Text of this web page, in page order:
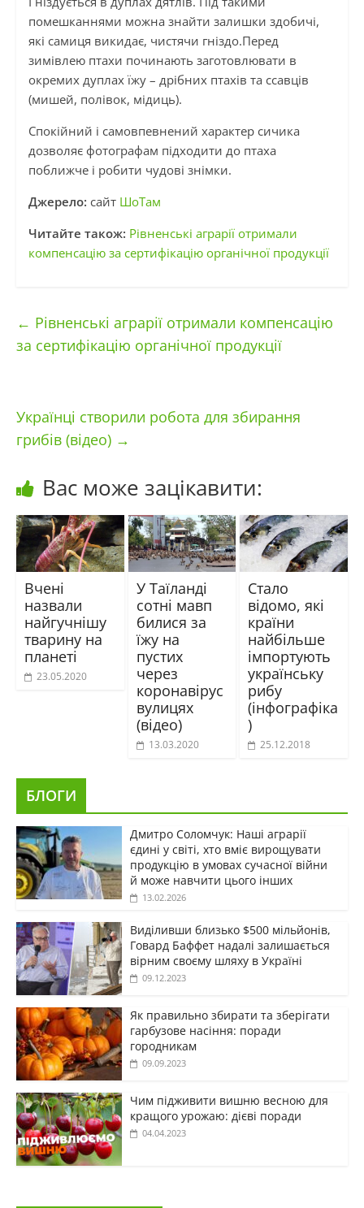
помешканнями можна знайти залишки здобичі,
які самиця викидає, чистячи гніздо.Перед
зимівлею птахи починають заготовлювати в
окремих дуплах їжу – дрібних птахів та ссавців
(мишей, полівок, мідиць).
Спокійний і самовпевнений характер сичика
дозволяє фотографам підходити до птаха
поближче і робити чудові знімки.
Джерело: сайт ШоТам
Читайте також: Рівненські аграрії отримали
компенсацію за сертифікацію органічної продукції
← Рівненські аграрії отримали компенсацію
за сертифікацію органічної продукції
Українці створили робота для збирання
грибів (відео) →
Вас може зацікавити:
Вчені
назвали
найгучнішу
тварину на
планеті
23.05.2020
У Таїланді
сотні мавп
билися за
їжу на
пустих
через
коронавірус
вулицях
(відео)
13.03.2020
Стало
відомо, які
країни
найбільше
імпортують
українську
рибу
(інфографіка
)
25.12.2018
БЛОГИ
Дмитро Соломчук: Наші аграрії
єдині у світі, хто вміє вирощувати
продукцію в умовах сучасної війни
й може навчити цього інших
13.02.2026
Виділивши близько $500 мільйонів,
Говард Баффет надалі залишається
вірним своєму шляху в Україні
09.12.2023
Як правильно збирати та зберігати
гарбузове насіння: поради
городникам
09.09.2023
Чим підживити вишню весною для
кращого урожаю: дієві поради
04.04.2023